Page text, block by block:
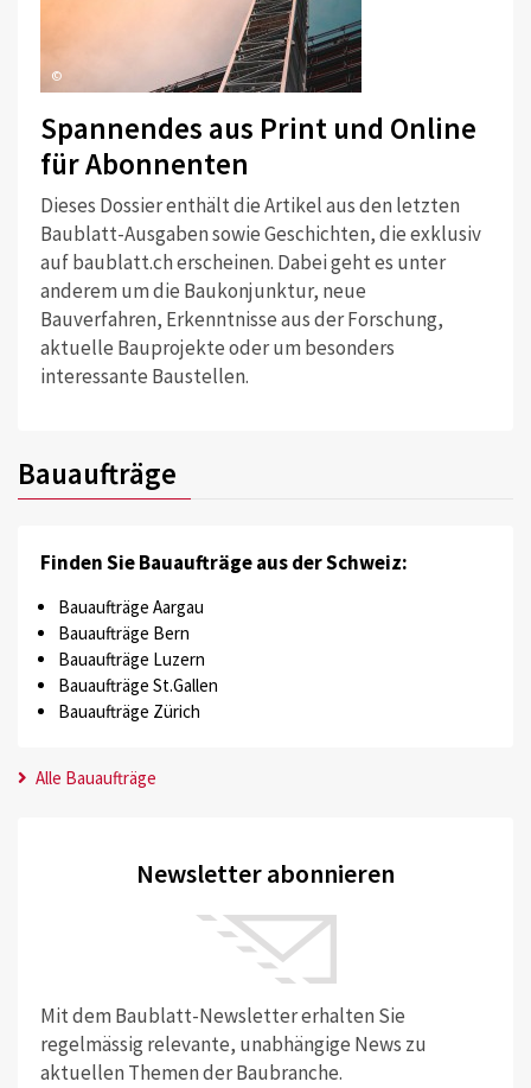
©
Spannendes aus Print und Online
für Abonnenten
Dieses Dossier enthält die Artikel aus den letzten
Baublatt-Ausgaben sowie Geschichten, die exklusiv
auf baublatt.ch erscheinen. Dabei geht es unter
anderem um die Baukonjunktur, neue
Bauverfahren, Erkenntnisse aus der Forschung,
aktuelle Bauprojekte oder um besonders
interessante Baustellen.
Bauaufträge
Finden Sie Bauaufträge aus der Schweiz:
Bauaufträge Aargau
Bauaufträge Bern
Bauaufträge Luzern
Bauaufträge St.Gallen
Bauaufträge Zürich
Alle Bauaufträge
Newsletter abonnieren
Mit dem Baublatt-Newsletter erhalten Sie
regelmässig relevante, unabhängige News zu
aktuellen Themen der Baubranche.